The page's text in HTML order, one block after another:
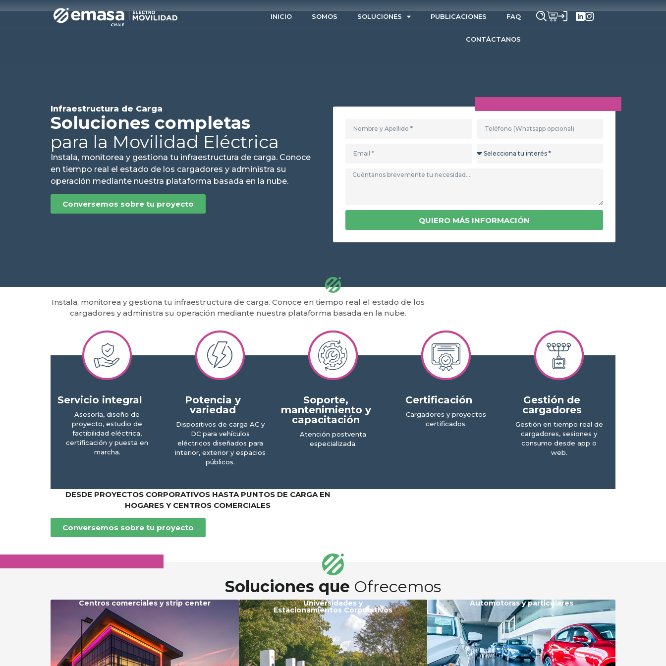
INICIO SOMOS SOLUCIONES PUBLICACIONES FAQ
CONTÁCTANOS
Infraestructura de Carga
Soluciones completas
para la Movilidad Eléctrica
Instala, monitorea y gestiona tu infraestructura de carga. Conoce
en tiempo real el estado de los cargadores y administra su
operación mediante nuestra plataforma basada en la nube.
Conversemos sobre tu proyecto
QUIERO MÁS INFORMACIÓN
Instala, monitorea y gestiona tu infraestructura de carga. Conoce en tiempo real el estado de los
cargadores y administra su operación mediante nuestra plataforma basada en la nube.
Servicio integral
Asesoría, diseño de
proyecto, estudio de
factibilidad eléctrica,
certificación y puesta en
marcha.
Potencia y
variedad
Dispositivos de carga AC y
DC para vehículos
eléctricos diseñados para
interior, exterior y espacios
públicos.
Soporte,
mantenimiento y
capacitación
Atención postventa
especializada.
Certificación
Cargadores y proyectos
certificados.
Gestión de
cargadores
Gestión en tiempo real de
cargadores, sesiones y
consumo desde app o
web.
DESDE PROYECTOS CORPORATIVOS HASTA PUNTOS DE CARGA EN
HOGARES Y CENTROS COMERCIALES
Conversemos sobre tu proyecto
Soluciones que Ofrecemos
Centros comerciales y strip center Universidades y
Estacionamientos Corporativos
Automotoras y particulares